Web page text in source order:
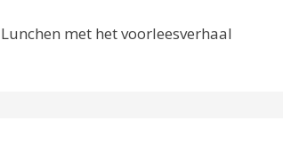
Lunchen met het voorleesverhaal